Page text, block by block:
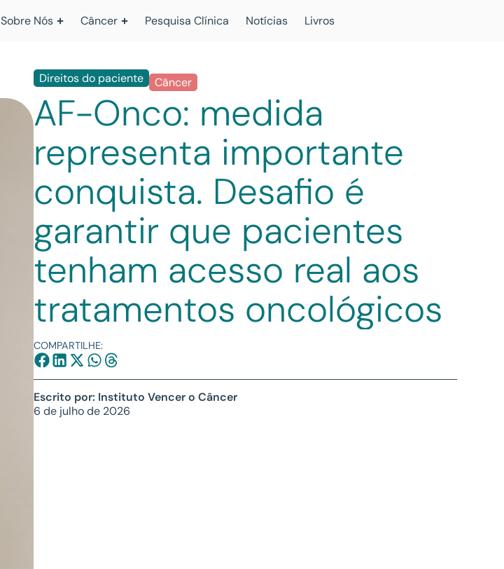
Sobre Nós Câncer Pesquisa Clínica Notícias Livros
Direitos do paciente Câncer
AF-Onco: medida
representa importante
conquista. Desafio é
garantir que pacientes
tenham acesso real aos
tratamentos oncológicos
COMPARTILHE:
Escrito por: Instituto Vencer o Câncer
6 de julho de 2026